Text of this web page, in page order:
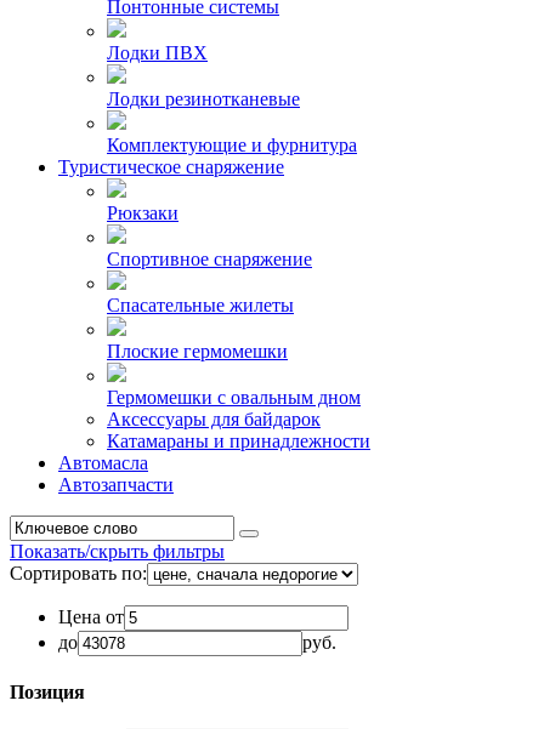
Понтонные системы
Лодки ПВХ
Лодки резинотканевые
Комплектующие и фурнитура
Туристическое снаряжение
Рюкзаки
Спортивное снаряжение
Спасательные жилеты
Плоские гермомешки
Гермомешки с овальным дном
Аксессуары для байдарок
Катамараны и принадлежности
Автомасла
Автозапчасти
Показать/скрыть фильтры
Сортировать по:
Цена от
до
руб.
Позиция